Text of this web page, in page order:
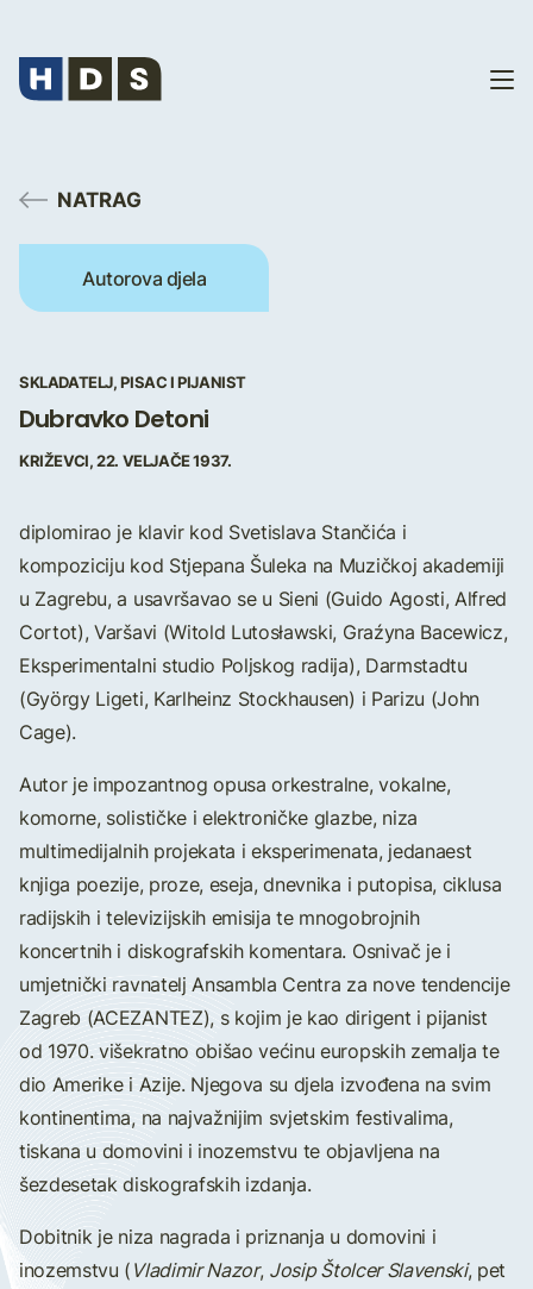
NATRAG
Autorova djela
SKLADATELJ, PISAC I PIJANIST
Dubravko Detoni
KRIŽEVCI, 22. VELJAČE 1937.
diplomirao je klavir kod Svetislava Stančića i
kompoziciju kod Stjepana Šuleka na Muzičkoj akademiji
u Zagrebu, a usavršavao se u Sieni (Guido Agosti, Alfred
Cortot), Varšavi (Witold Lutosławski, Graźyna Bacewicz,
Eksperimentalni studio Poljskog radija), Darmstadtu
(György Ligeti, Karlheinz Stockhausen) i Parizu (John
Cage).
Autor je impozantnog opusa orkestralne, vokalne,
komorne, solističke i elektroničke glazbe, niza
multimedijalnih projekata i eksperimenata, jedanaest
knjiga poezije, proze, eseja, dnevnika i putopisa, ciklusa
radijskih i televizijskih emisija te mnogobrojnih
koncertnih i diskografskih komentara. Osnivač je i
umjetnički ravnatelj Ansambla Centra za nove tendencije
Zagreb (ACEZANTEZ), s kojim je kao dirigent i pijanist
od 1970. višekratno obišao većinu europskih zemalja te
dio Amerike i Azije. Njegova su djela izvođena na svim
kontinentima, na najvažnijim svjetskim festivalima,
tiskana u domovini i inozemstvu te objavljena na
šezdesetak diskografskih izdanja.
Dobitnik je niza nagrada i priznanja u domovini i
inozemstvu (Vladimir Nazor, Josip Štolcer Slavenski, pet